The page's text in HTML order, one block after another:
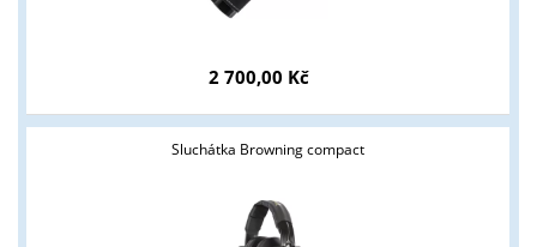
2 700,00 Kč
Sluchátka Browning compact